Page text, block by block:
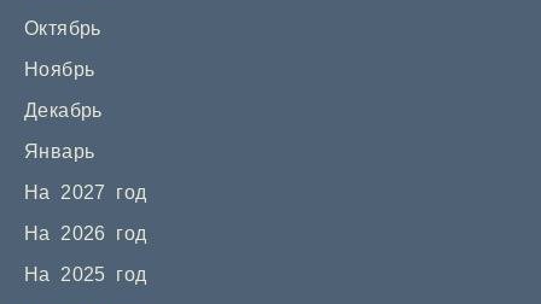
Октябрь
Ноябрь
Декабрь
Январь
На 2027 год
На 2026 год
На 2025 год